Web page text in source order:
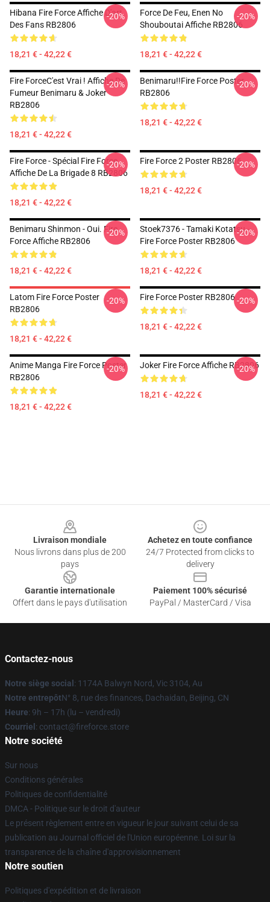
Hibana Fire Force Affiche D'art
Des Fans RB2806
18,21 € - 42,22 €
-20%
Force De Feu, Enen No
Shouboutai Affiche RB2806
18,21 € - 42,22 €
-20%
Fire ForceC'est Vrai ! Affiche De
Fumeur Benimaru & Joker
RB2806
18,21 € - 42,22 €
-20%
Benimaru!!Fire Force Poster
RB2806
18,21 € - 42,22 €
-20%
Fire Force - Spécial Fire Force
Affiche De La Brigade 8 RB2806
18,21 € - 42,22 €
-20% Fire Force 2 Poster RB2806
18,21 € - 42,22 €
-20%
Benimaru Shinmon - Oui. Fire
Force Affiche RB2806
18,21 € - 42,22 €
-20%
Stoek7376 - Tamaki Kotatsu -
Fire Force Poster RB2806
18,21 € - 42,22 €
-20%
Latom Fire Force Poster
RB2806
18,21 € - 42,22 €
-20% Fire Force Poster RB2806
18,21 € - 42,22 €
-20%
Anime Manga Fire Force Poster
RB2806
18,21 € - 42,22 €
-20% Joker Fire Force Affiche RB2806
18,21 € - 42,22 €
-20%
Livraison mondiale
Nous livrons dans plus de 200
pays
Achetez en toute confiance
24/7 Protected from clicks to
delivery
Garantie internationale
Offert dans le pays d'utilisation
Paiement 100% sécurisé
PayPal / MasterCard / Visa
Contactez-nous
Notre siège social : 1174A Balwyn Nord, Vic 3104, Au
Notre entrepôtN° 8, rue des finances, Dachaidan, Beijing, CN
Heure: 9h – 17h (lu – vendredi)
Courriel : contact@fireforce.store
Notre société
Sur nous
Conditions générales
Politiques de confidentialité
DMCA - Politique sur le droit d'auteur
Le présent règlement entre en vigueur le jour suivant celui de sa
publication au Journal officiel de l'Union européenne. Loi sur la
transparence de la chaîne d'approvisionnement
Notre soutien
Politiques d'expédition et de livraison